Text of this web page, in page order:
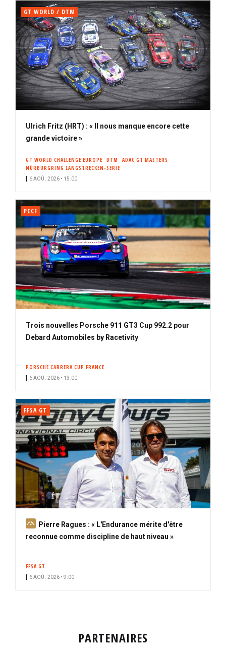
GT WORLD / DTM
Ulrich Fritz (HRT) : « Il nous manque encore cette
grande victoire »
GT WORLD CHALLENGE EUROPE DTM
ADAC GT MASTERS
NÜRBURGRING LANGSTRECKEN-SERIE
6 AOÛ. 2026 • 15:00
PCCF
Trois nouvelles Porsche 911 GT3 Cup 992.2 pour
Debard Automobiles by Racetivity
PORSCHE CARRERA CUP FRANCE
6 AOÛ. 2026 • 13:00
FFSA GT
A
b
Pierre Ragues : « L'Endurance mérite d'être
reconnue comme discipline de haut niveau »
FFSA GT
6 AOÛ. 2026 • 9:00
PARTENAIRES